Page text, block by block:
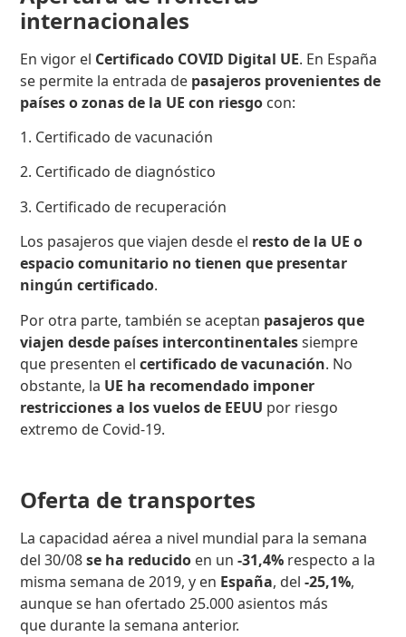
internacionales
En vigor el Certificado COVID Digital UE. En España
se permite la entrada de pasajeros provenientes de
países o zonas de la UE con riesgo con:
1. Certificado de vacunación
2. Certificado de diagnóstico
3. Certificado de recuperación
Los pasajeros que viajen desde el resto de la UE o
espacio comunitario no tienen que presentar
ningún certificado.
Por otra parte, también se aceptan pasajeros que
viajen desde países intercontinentalessiempre
que presenten elcertificado de vacunación. No
obstante, la UE ha recomendado imponer
restricciones a los vuelos de EEUU por riesgo
extremo de Covid-19.
Oferta de transportes
La capacidad aérea a nivel mundial para la semana
del 30/08se ha reducido en un-31,4% respecto a la
misma semana de 2019, y en España, del-25,1%,
aunque se han ofertado 25.000 asientos más
que durante la semana anterior.